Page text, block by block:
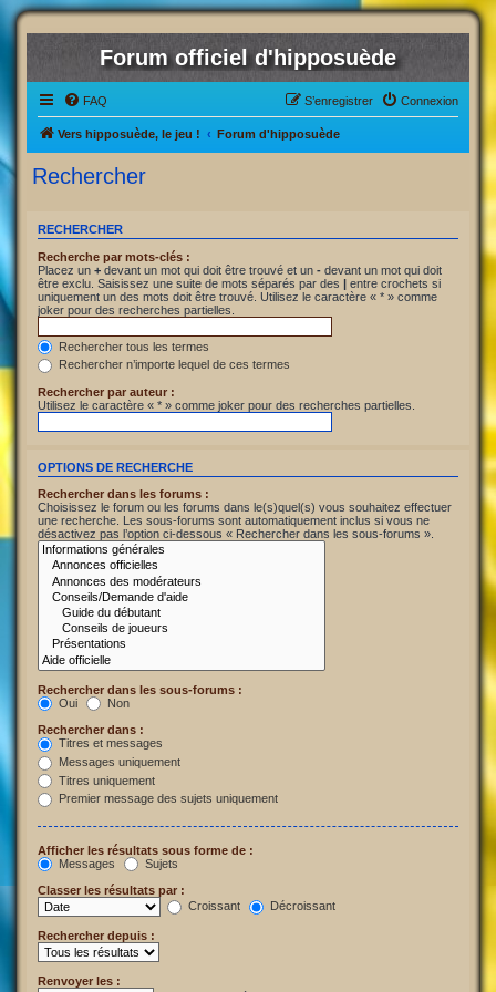
Forum officiel d'hipposuède
FAQ Connexion
S’enregistrer
Vers hipposuède, le jeu ! Forum d'hipposuède
Rechercher
RECHERCHER
Recherche par mots-clés :
Placez un + devant un mot qui doit être trouvé et un - devant un mot qui doit
être exclu. Saisissez une suite de mots séparés par des | entre crochets si
uniquement un des mots doit être trouvé. Utilisez le caractère « * » comme
joker pour des recherches partielles.
Rechercher tous les termes
Rechercher n’importe lequel de ces termes
Rechercher par auteur :
Utilisez le caractère « * » comme joker pour des recherches partielles.
OPTIONS DE RECHERCHE
Rechercher dans les forums :
Choisissez le forum ou les forums dans le(s)quel(s) vous souhaitez effectuer
une recherche. Les sous-forums sont automatiquement inclus si vous ne
désactivez pas l’option ci-dessous « Rechercher dans les sous-forums ».
Rechercher dans les sous-forums :
Oui
Non
Rechercher dans :
Titres et messages
Messages uniquement
Titres uniquement
Premier message des sujets uniquement
Afficher les résultats sous forme de :
Messages
Sujets
Classer les résultats par :
Croissant
Décroissant
Rechercher depuis :
Renvoyer les :